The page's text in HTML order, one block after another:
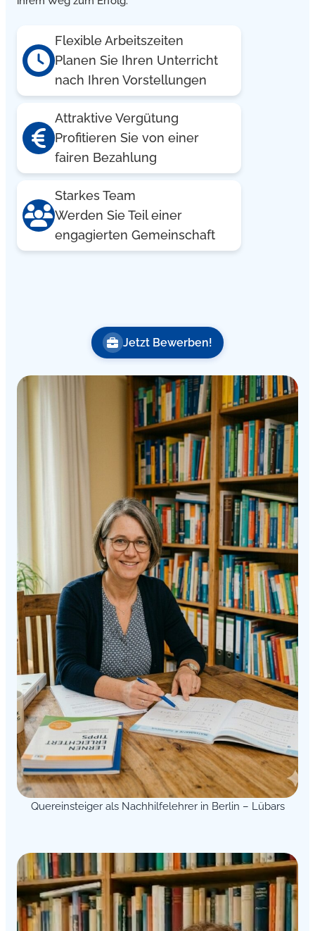
Flexible Arbeitszeiten
Planen Sie Ihren Unterricht
nach Ihren Vorstellungen
Attraktive Vergütung
Profitieren Sie von einer
fairen Bezahlung
Starkes Team
Werden Sie Teil einer
engagierten Gemeinschaft
Jetzt Bewerben!
Quereinsteiger als Nachhilfelehrer in Berlin – Lübars